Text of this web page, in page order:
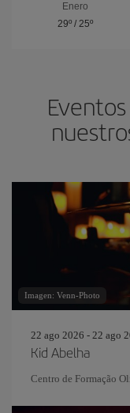
Enero
29º/ 25º
Imagen: Venn-Photo
22 ago 2026 - 22 ago
Kid Abelha
Centro de Formação